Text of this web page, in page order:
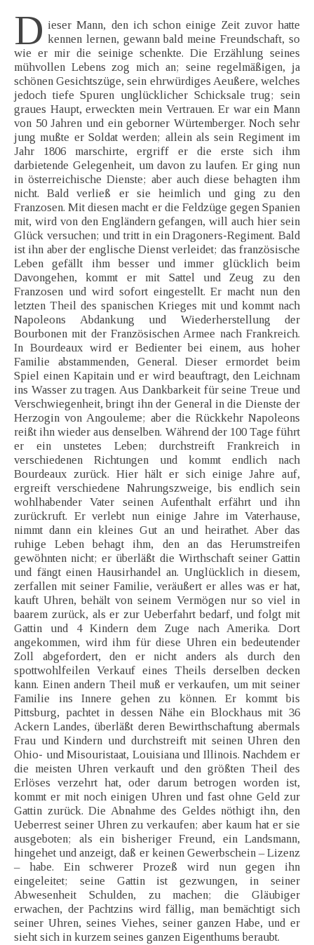
D ieser Mann, den ich schon einige Zeit zuvor hatte
kennen lernen, gewann bald meine Freundschaft, so
wie er mir die seinige schenkte. Die Erzählung seines
mühvollen Lebens zog mich an; seine regelmäßigen, ja
schönen Gesichtszüge, sein ehrwürdiges Aeußere, welches
jedoch tiefe Spuren unglücklicher Schicksale trug; sein
graues Haupt, erweckten mein Vertrauen. Er war ein Mann
von 50 Jahren und ein geborner Würtemberger. Noch sehr
jung mußte er Soldat werden; allein als sein Regiment im
Jahr 1806 marschirte, ergriff er die erste sich ihm
darbietende Gelegenheit, um davon zu laufen. Er ging nun
in österreichische Dienste; aber auch diese behagten ihm
nicht. Bald verließ er sie heimlich und ging zu den
Franzosen. Mit diesen macht er die Feldzüge gegen Spanien
mit, wird von den Engländern gefangen, will auch hier sein
Glück versuchen; und tritt in ein Dragoners-Regiment. Bald
ist ihn aber der englische Dienst verleidet; das französische
Leben gefällt ihm besser und immer glücklich beim
Davongehen, kommt er mit Sattel und Zeug zu den
Franzosen und wird sofort eingestellt. Er macht nun den
letzten Theil des spanischen Krieges mit und kommt nach
Napoleons Abdankung und Wiederherstellung der
Bourbonen mit der Französischen Armee nach Frankreich.
In Bourdeaux wird er Bedienter bei einem, aus hoher
Familie abstammenden, General. Dieser ermordet beim
Spiel einen Kapitain und er wird beauftragt, den Leichnam
ins Wasser zu tragen. Aus Dankbarkeit für seine Treue und
Verschwiegenheit, bringt ihn der General in die Dienste der
Herzogin von Angouleme; aber die Rückkehr Napoleons
reißt ihn wieder aus denselben. Während der 100 Tage führt
er ein unstetes Leben; durchstreift Frankreich in
verschiedenen Richtungen und kommt endlich nach
Bourdeaux zurück. Hier hält er sich einige Jahre auf,
ergreift verschiedene Nahrungszweige, bis endlich sein
wohlhabender Vater seinen Aufenthalt erfährt und ihn
zurückruft. Er verlebt nun einige Jahre im Vaterhause,
nimmt dann ein kleines Gut an und heirathet. Aber das
ruhige Leben behagt ihm, den an das Herumstreifen
gewöhnten nicht; er überläßt die Wirthschaft seiner Gattin
und fängt einen Hausirhandel an. Unglücklich in diesem,
zerfallen mit seiner Familie, veräußert er alles was er hat,
kauft Uhren, behält von seinem Vermögen nur so viel in
baarem zurück, als er zur Ueberfahrt bedarf, und folgt mit
Gattin und 4 Kindern dem Zuge nach Amerika. Dort
angekommen, wird ihm für diese Uhren ein bedeutender
Zoll abgefordert, den er nicht anders als durch den
spottwohlfeilen Verkauf eines Theils derselben decken
kann. Einen andern Theil muß er verkaufen, um mit seiner
Familie ins Innere gehen zu können. Er kommt bis
Pittsburg, pachtet in dessen Nähe ein Blockhaus mit 36
Ackern Landes, überläßt deren Bewirthschaftung abermals
Frau und Kindern und durchstreift mit seinen Uhren den
Ohio- und Misouristaat, Louisiana und Illinois. Nachdem er
die meisten Uhren verkauft und den größten Theil des
Erlöses verzehrt hat, oder darum betrogen worden ist,
kommt er mit noch einigen Uhren und fast ohne Geld zur
Gattin zurück. Die Abnahme des Geldes nöthigt ihn, den
Ueberrest seiner Uhren zu verkaufen; aber kaum hat er sie
ausgeboten; als ein bisheriger Freund, ein Landsmann,
hingehet und anzeigt, daß er keinen Gewerbschein – Lizenz
– habe. Ein schwerer Prozeß wird nun gegen ihn
eingeleitet; seine Gattin ist gezwungen, in seiner
Abwesenheit Schulden, zu machen; die Gläubiger
erwachen, der Pachtzins wird fällig, man bemächtigt sich
seiner Uhren, seines Viehes, seiner ganzen Habe, und er
sieht sich in kurzem seines ganzen Eigenthums beraubt.